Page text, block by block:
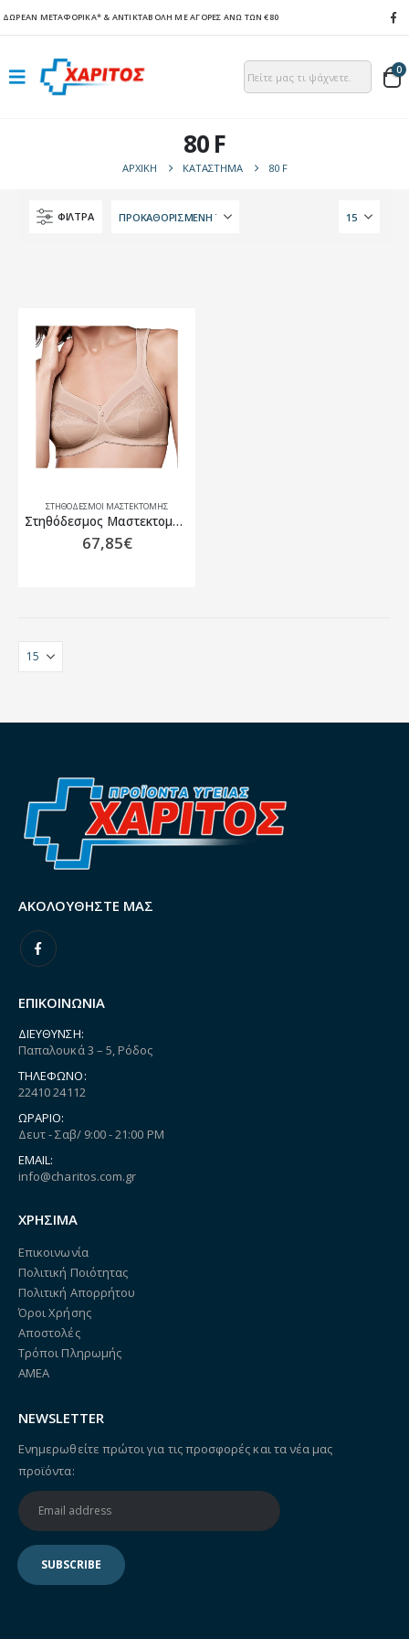
ΔΩΡΕΑΝ ΜΕΤΑΦΟΡΙΚΑ* & ΑΝΤΙΚΤΑΒΟΛΗ ΜΕ ΑΓΟΡΕΣ ΑΝΩ ΤΩΝ €80
0
80 F
ΑΡΧΙΚΉ ΚΑΤΆΣΤΗΜΑ 80 F
ΦΙΛΤΡΑ
ΣΤΗΘΌΔΕΣΜΟΙ ΜΑΣΤΕΚΤΟΜΉΣ
Στηθόδεσμος Μαστεκτομής Amoena Isadora SB Μπεζ
67,85€
ΑΚΟΛΟΥΘΉΣΤΕ ΜΑΣ
ΕΠΙΚΟΙΝΩΝΙΑ
ΔΙΕΎΘΥΝΣΗ:
Παπαλουκά 3 – 5, Ρόδος
ΤΗΛΈΦΩΝΟ:
22410 24112
ΩΡΆΡΙΟ:
Δευτ - Σαβ/ 9:00 - 21:00 PM
EMAIL:
info@charitos.com.gr
ΧΡΗΣΙΜΑ
Επικοινωνία
Πολιτική Ποιότητας
Πολιτική Απορρήτου
Όροι Χρήσης
Αποστολές
Τρόποι Πληρωμής
ΑΜΕΑ
NEWSLETTER
Ενημερωθείτε πρώτοι για τις προσφορές και τα νέα μας
προϊόντα: